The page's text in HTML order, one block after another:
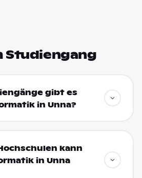
Studiengang
gibt es
in Unna?
kann
in Unna